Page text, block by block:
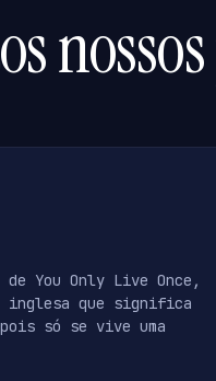
You Only Live Once,
inglesa que significa
só se vive uma